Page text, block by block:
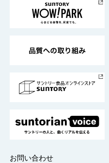
地域情報
サントリーサンバーズ大阪
サントリーが考えるサ
企業概要
採用情報
お問い合わせ